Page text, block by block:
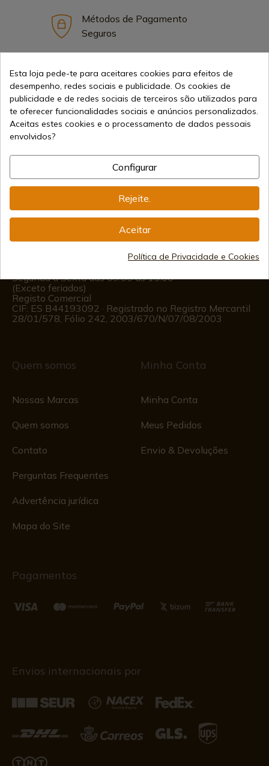
Métodos de Pagamento
Seguros
Frete Internacional
Informação
(+34)978 877 088
(+34)676 850 364
Segunda a Sexta das 09:00 às 15:00
(Exceto feriados)
Registo Comercial
CIF: ES B44193092 · Registrado no Registro Mercantil
28/01/578, Fólio 242, 2003/670/N/07/08/2003
Quem somos
Nossas Marcas
Quem somos
Contato
Perguntas Frequentes
Advertência jurídica
Mapa do Site
Minha Conta
Minha Conta
Meus Pedidos
Envio & Devoluções
Pagamentos
Envios internacionais por
Esta loja pede-te para aceitares cookies para efeitos de
desempenho, redes sociais e publicidade. Os cookies de
publicidade e de redes sociais de terceiros são utilizados para
te oferecer funcionalidades sociais e anúncios personalizados.
Aceitas estes cookies e o processamento de dados pessoais
envolvidos?
Configurar
Rejeite.
Aceitar
Política de Privacidade e Cookies